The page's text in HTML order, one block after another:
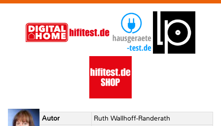
Autor
Ruth Wallhoff-Randerath